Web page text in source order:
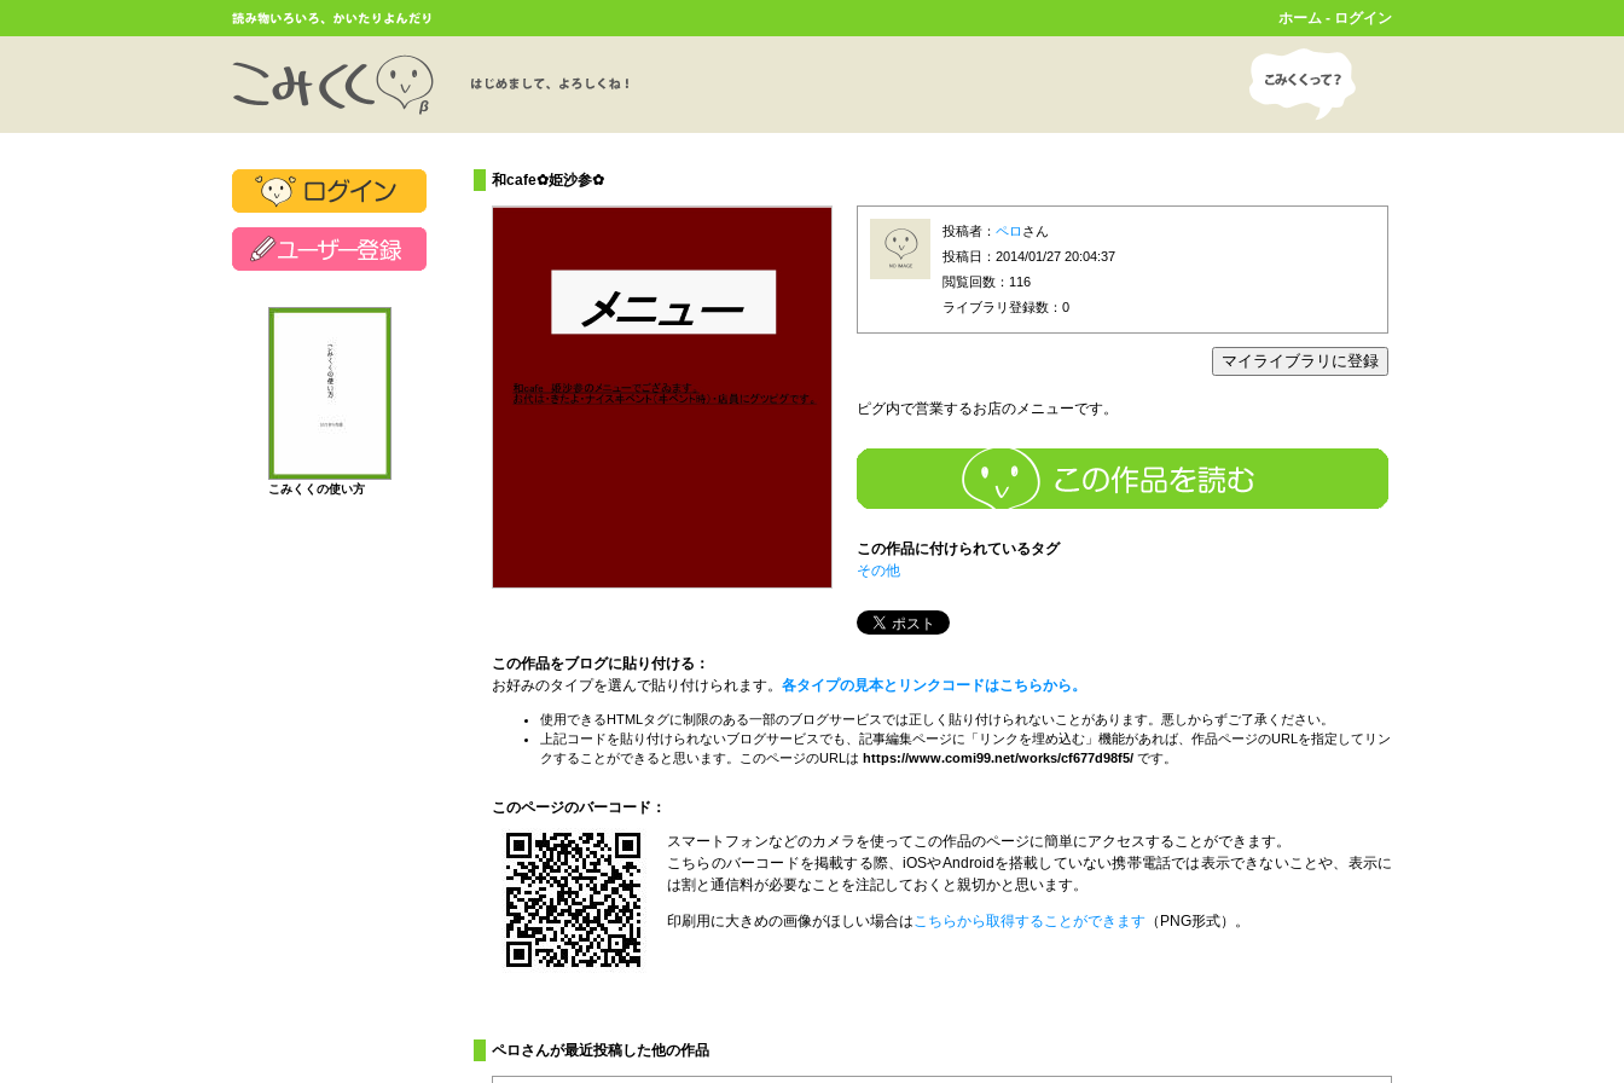
ホーム - ログイン
こみくくの使い方
和cafe✿姫沙参✿
投稿者： ペロ さん
投稿日：2014/01/27 20:04:37
閲覧回数：116
ライブラリ登録数： 0
ピグ内で営業するお店のメニューです。
この作品に付けられているタグ
その他
この作品をブログに貼り付ける：
お好みのタイプを選んで貼り付けられます。 各タイプの見本とリンクコードはこちらから。
使用できるHTMLタグに制限のある一部のブログサービスでは正しく貼り付けられないことがあります。悪しからずご了承ください。
上記コードを貼り付けられないブログサービスでも、記事編集ページに「リンクを埋め込む」機能があれば、作品ページのURLを指定してリン
クすることができると思います。このページのURLは https://www.comi99.net/works/cf677d98f5/ です。
このページのバーコード：
スマートフォンなどのカメラを使ってこの作品のページに簡単にアクセスすることができます。
こちらのバーコードを掲載する際、iOSやAndroidを搭載していない携帯電話では表示できないことや、表示に
は割と通信料が必要なことを注記しておくと親切かと思います。
印刷用に大きめの画像がほしい場合は こちらから取得することができます （PNG形式）。
ペロさんが最近投稿した他の作品